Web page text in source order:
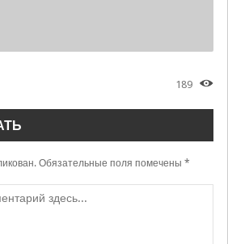
189
Обязательные поля помечены *